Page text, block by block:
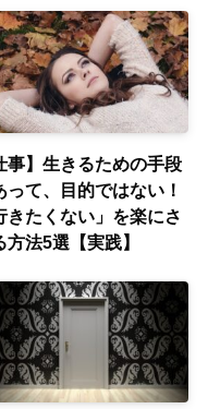
事】生きるための手段
って、目的ではない！
きたくない」を楽にさ
方法5選【実践】